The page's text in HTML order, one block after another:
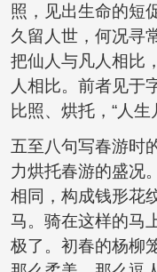
照，见出生命的短
久留人世，何况寻
把仙人与凡人相比
人相比。前者见于
比照、烘托，“人生
五至八句写春游时
力烘托春游的盛况
相同，构成钱形花
马。骑在这样的马
极了。初春的杨柳